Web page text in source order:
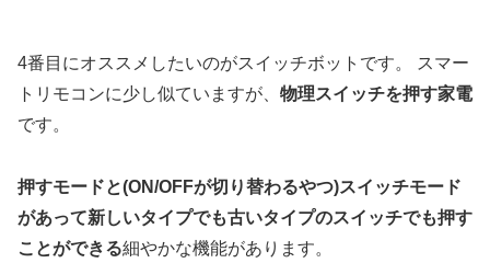
4番目にオススメしたいのがスイッチボットです。 スマー
トリモコンに少し似ていますが、 物理スイッチを押す家電
です。
押すモードと(ON/OFFが切り替わるやつ)スイッチモード
があって新しいタイプでも古いタイプのスイッチでも押す
ことができる細やかな機能があります。